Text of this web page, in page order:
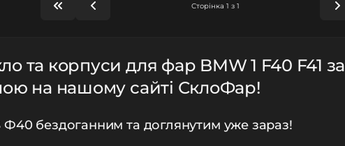
Сторінка 1 з 1
та корпуси для фар BMW 1 F40 F41 за
на нашому сайті СклоФар!
Ф40 бездоганним та доглянутим уже зараз!